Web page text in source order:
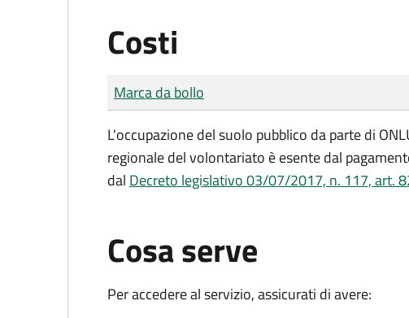
Costi
Tipo di pagamento
Importo
Marca da bollo
L'occupazione del suolo pubblico da parte di
regionale del volontariato è esente dal
dal Decreto legislativo 03/07/2017, n. 117, art.
Cosa serve
Per accedere al servizio, assicurati di avere: